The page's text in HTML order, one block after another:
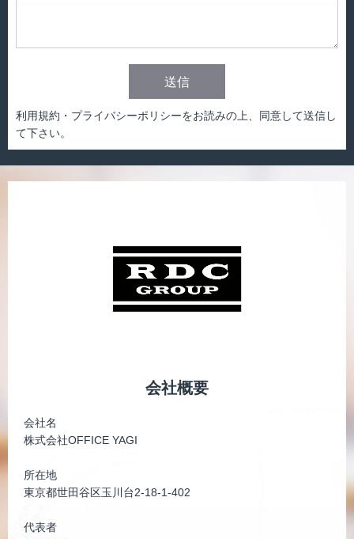
送信
利用規約・プライバシーポリシーをお読みの上、同意して送信し
て下さい。
会社概要
会社名
株式会社OFFICE YAGI
所在地
東京都世田谷区玉川台2-18-1-402
代表者